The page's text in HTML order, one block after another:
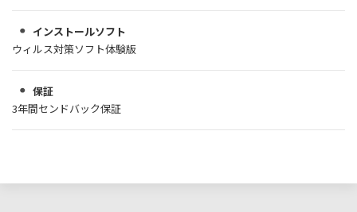
インストールソフト
ウィルス対策ソフト体験版
保証
3年間センドバック保証